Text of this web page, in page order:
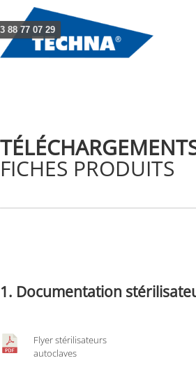
FICHES PRODUITS
1. Documentation
Flyer stérilisateurs
autoclaves
88 77 07 29